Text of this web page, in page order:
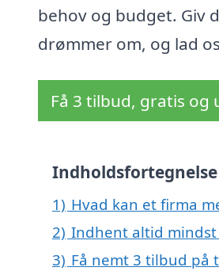
behov og budget. Giv
drømmer om, og lad
Få 3 tilbud, gratis
Indholdsfortegnelse
1) Hvad kan et firma
2) Indhent altid
3) Få nemt 3 tilbud på